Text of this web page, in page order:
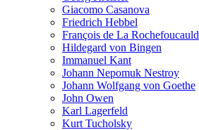
Giacomo Casanova
Friedrich Hebbel
François de La Rochefoucauld
Hildegard von Bingen
Immanuel Kant
Johann Nepomuk Nestroy
Johann Wolfgang von Goethe
John Owen
Karl Lagerfeld
Kurt Tucholsky